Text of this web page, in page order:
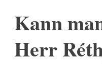
Kann
Herr